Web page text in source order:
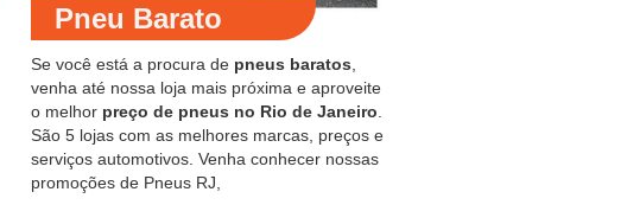
Pneu Barato
Se você está a procura de pneus baratos,
venha até nossa loja mais próxima e aproveite
o melhor preço de pneus no Rio de Janeiro.
São 5 lojas com as melhores marcas, preços e
serviços automotivos. Venha conhecer nossas
promoções de Pneus RJ,